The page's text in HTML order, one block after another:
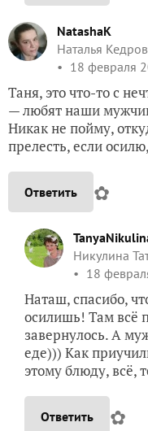
NatashaK
Наталья
18 февраля
Таня, это что-то с
— любят наши
Никак не пойму,
прелесть, если
Ответить ✿
Никулина
18
Наташ, спасибо,
осилишь! Там всё
завернулось. А
еде))) Как
этому блюду, всё,
Ответить ✿